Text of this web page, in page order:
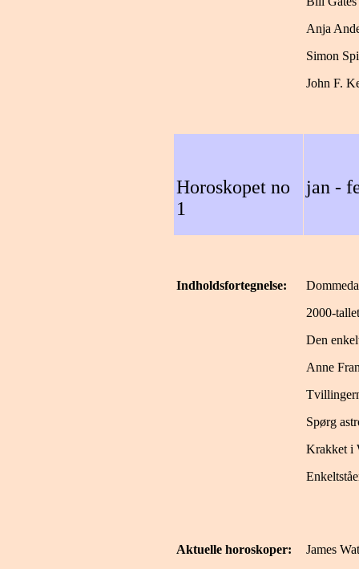
Anja
Simon
John F.
Horoskopet no
1
jan -
Indholdsfortegnelse:
2000-
Den
Anne
Spørg
Krakket i
Aktuelle horoskoper:
James